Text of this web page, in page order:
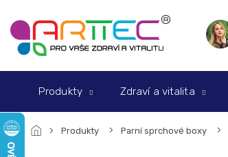
na
obsah
Produkty Zdraví a vitalita
Produkty Parní sprchové boxy